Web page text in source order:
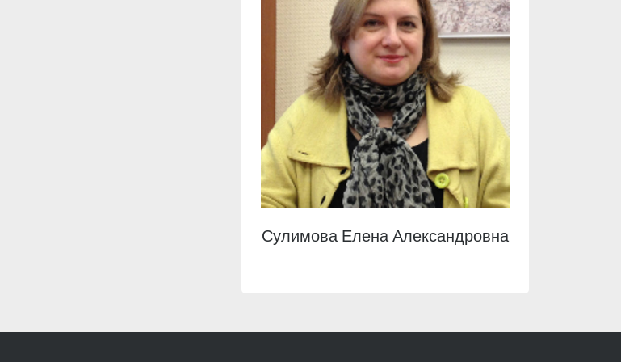
Сулимова Елена Александровна